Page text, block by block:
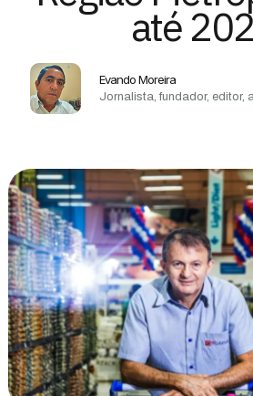
até
Evando Moreira
Jornalista, fundador, editor,